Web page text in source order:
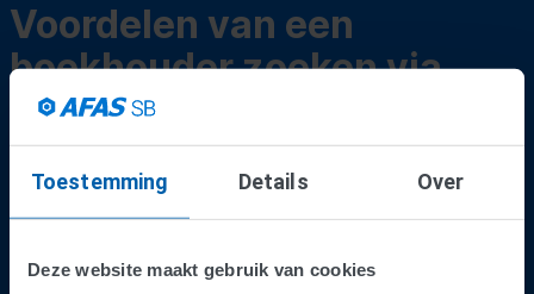
Toestemming Details Over
Deze website maakt gebruik van cookies
Voordelen van een
boekhouder zoeken via
AFAS
Direct zoeken op vestigingsplaats